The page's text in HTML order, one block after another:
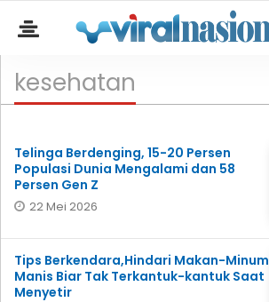
kesehatan
Telinga Berdenging, 15-20 Persen
Populasi Dunia Mengalami dan 58
Persen Gen Z
22 Mei 2026
Tips Berkendara,Hindari Makan-Minum
Manis Biar Tak Terkantuk-kantuk Saat
Menyetir